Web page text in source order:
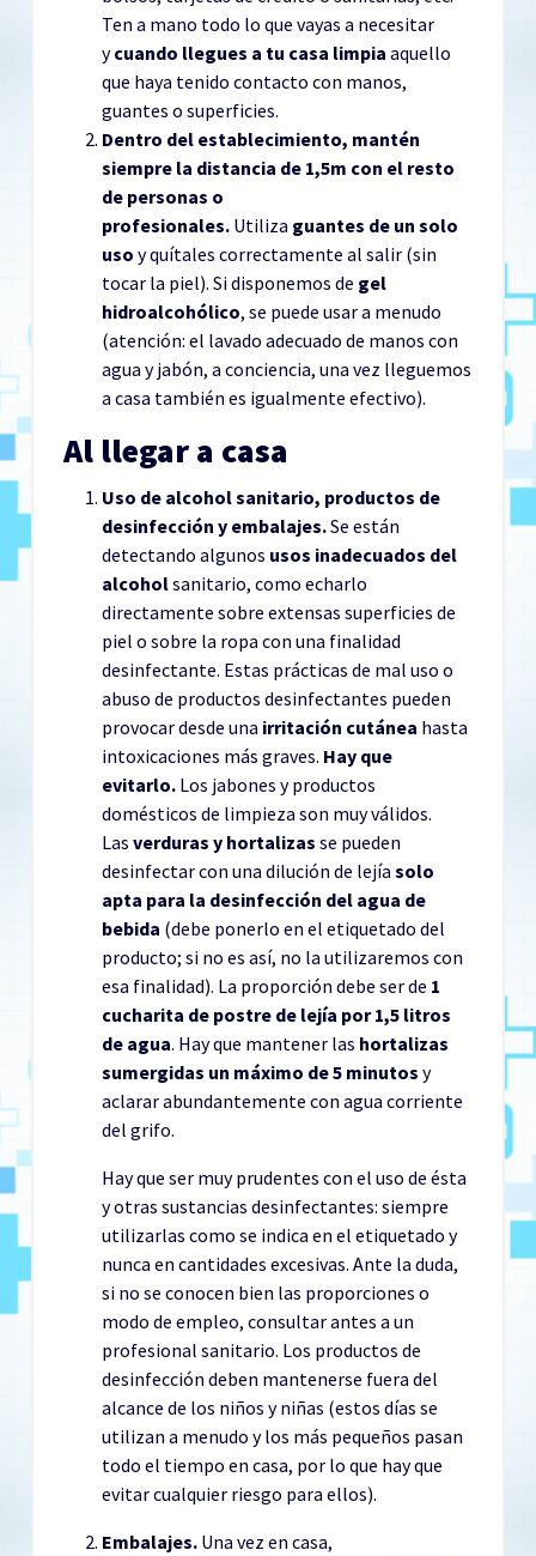
Ten a mano todo lo que vayas a necesitar
ycuando llegues a tu casa limpia aquello
que haya tenido contacto con manos,
guantes o superficies.
Dentro del establecimiento, mantén
siempre la distancia de 1,5m con el resto
de personas o
profesionales. Utiliza guantes de un solo
uso y quítales correctamente al salir (sin
tocar la piel). Si disponemos de gel
hidroalcohólico, se puede usar a menudo
(atención: el lavado adecuado de manos con
agua y jabón, a conciencia, una vez lleguemos
a casa también es igualmente efectivo).
Al llegar a casa
Uso de alcohol sanitario, productos de
desinfección y embalajes.Se están
detectando algunos usos inadecuados del
alcoholsanitario, como echarlo
directamente sobre extensas superficies de
piel o sobre la ropa con una finalidad
desinfectante. Estas prácticas de mal uso o
abuso de productos desinfectantes pueden
provocar desde una irritación cutánea hasta
intoxicaciones más graves. Hay que
evitarlo. Los jabones y productos
domésticos de limpieza son muy válidos.
Las verduras y hortalizas se pueden
desinfectar con una dilución de lejía solo
apta para la desinfección del agua de
bebida (debe ponerlo en el etiquetado del
producto; si no es así, no la utilizaremos con
esa finalidad). La proporción debe ser de 1
cucharita de postre de lejía por 1,5 litros
de agua. Hay que mantener las hortalizas
sumergidas un máximo de 5 minutos y
aclarar abundantemente con agua corriente
del grifo.
Hay que ser muy prudentes con el uso de ésta
y otras sustancias desinfectantes: siempre
utilizarlas como se indica en el etiquetado y
nunca en cantidades excesivas. Ante la duda,
si no se conocen bien las proporciones o
modo de empleo, consultar antes a un
profesional sanitario. Los productos de
desinfección deben mantenerse fuera del
alcance de los niños y niñas (estos días se
utilizan a menudo y los más pequeños pasan
todo el tiempo en casa, por lo que hay que
evitar cualquier riesgo para ellos).
Embalajes. Una vez en casa,